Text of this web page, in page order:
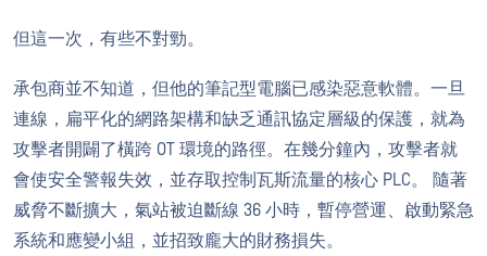
但這一次，有些不對勁。
承包商並不知道，但他的筆記型電腦已感染惡意軟體。一旦
連線，扁平化的網路架構和缺乏通訊協定層級的保護，就為
攻擊者開闢了橫跨 OT 環境的路徑。在幾分鐘內，攻擊者就
會使安全警報失效，並存取控制瓦斯流量的核心 PLC。 隨著
威脅不斷擴大，氣站被迫斷線 36 小時，暫停營運、啟動緊急
系統和應變小組，並招致龐大的財務損失。